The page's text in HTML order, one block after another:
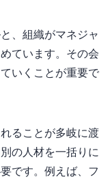
、組織がマネジャ
ています。その会
いくことが重要で
ることが多岐に渡
の人材を一括りに
です。例えば、フ